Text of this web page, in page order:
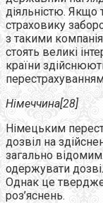
діяльністю. Якщо
страховику
з такими
стоять великі
країни
Німеччина[28]
Німецьким
дозвіл на
загально
одержувати
Однак це
роз’яснень.